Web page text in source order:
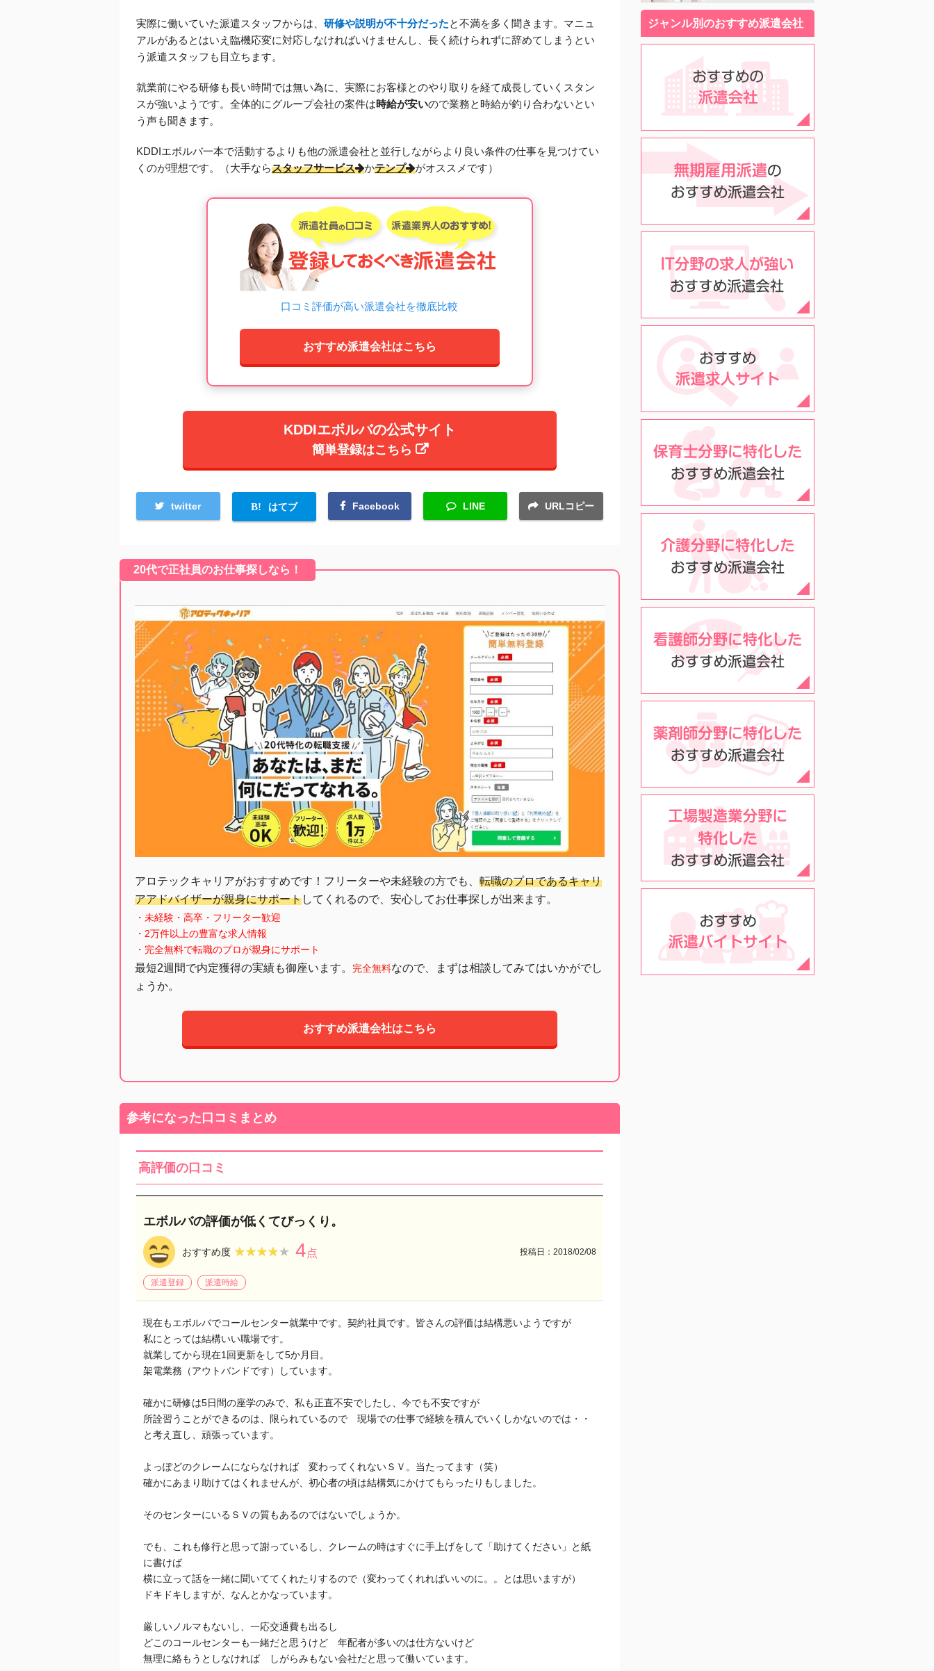
実際に働いていた派遣スタッフからは、 研修や説明が不十分だったと不満を多く聞きます。マニュ
アルがあるとはいえ臨機応変に対応しなければいけませんし、長く続けられずに辞めてしまうとい
う派遣スタッフも目立ちます。
就業前にやる研修も長い時間では無い為に、実際にお客様とのやり取りを経て成長していくスタン
スが強いようです。全体的にグループ会社の案件は時給が安いので業務と時給が釣り合わないとい
う声も聞きます。
KDDIエボルバ一本で活動するよりも他の派遣会社と並行しながらより良い条件の仕事を見つけてい
くのが理想です。（大手ならスタッフサービス かテンプ がオススメです）
口コミ評価が高い派遣会社を徹底比較
おすすめ派遣会社はこちら
KDDIエボルバの公式サイト
簡単登録はこちら
twitter はてブ Facebook LINE URLコピー
20代で正社員のお仕事探しなら！
アロテックキャリアがおすすめです！フリーターや未経験の方でも、 転職のプロであるキャリ
アアドバイザーが親身にサポートしてくれるので、安心してお仕事探しが出来ます。
・未経験・高卒・フリーター歓迎
・2万件以上の豊富な求人情報
・完全無料で転職のプロが親身にサポート
最短2週間で内定獲得の実績も御座います。 完全無料なので、まずは相談してみてはいかがでし
ょうか。
おすすめ派遣会社はこちら
参考になった口コミまとめ
高評価の口コミ
エボルバの評価が低くてびっくり。
おすすめ度 ★★★★★
★★★★★ 4点 投稿日：2018/02/08
派遣登録 派遣時給
現在もエボルバでコールセンター就業中です。契約社員です。皆さんの評価は結構悪いようですが
私にとっては結構いい職場です。
就業してから現在1回更新をして5か月目。
架電業務（アウトバンドです）しています。
確かに研修は5日間の座学のみで、私も正直不安でしたし、今でも不安ですが
所詮習うことができるのは、限られているので 現場での仕事で経験を積んでいくしかないのでは・・
と考え直し、頑張っています。
よっぽどのクレームにならなければ 変わってくれないＳＶ。当たってます（笑）
確かにあまり助けてはくれませんが、初心者の頃は結構気にかけてもらったりもしました。
そのセンターにいるＳＶの質もあるのではないでしょうか。
でも、これも修行と思って謝っているし、クレームの時はすぐに手上げをして「助けてください」と紙
に書けば
横に立って話を一緒に聞いててくれたりするので（変わってくれればいいのに。。とは思いますが）
ドキドキしますが、なんとかなっています。
厳しいノルマもないし、一応交通費も出るし
どこのコールセンターも一緒だと思うけど 年配者が多いのは仕方ないけど
無理に絡もうとしなければ しがらみもない会社だと思って働いています。
ジャンル別のおすすめ派遣会社